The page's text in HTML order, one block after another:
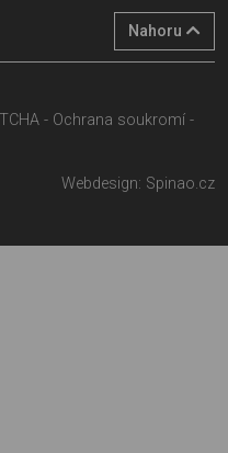
Nahoru
- Ochrana soukromí -
Webdesign: Spinao.cz